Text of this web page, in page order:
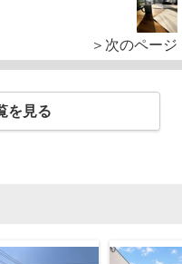
＞次のページ
を見る